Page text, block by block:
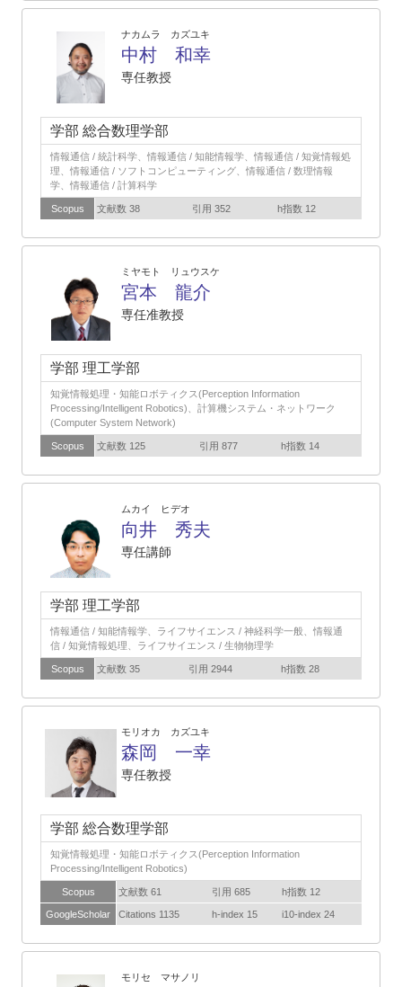
ナカムラ カズユキ
中村 和幸
専任教授
学部 総合数理学部
情報通信 / 統計科学、情報通信 / 知能情報学、情報通信 / 知覚情報処
理、情報通信 / ソフトコンピューティング、情報通信 / 数理情報
学、情報通信 / 計算科学
Scopus 文献数 38 引用 352 h指数 12
ミヤモト リュウスケ
宮本 龍介
専任准教授
学部 理工学部
知覚情報処理・知能ロボティクス(Perception Information
Processing/Intelligent Robotics)、計算機システム・ネットワーク
(Computer System Network)
Scopus 文献数 125 引用 877 h指数 14
ムカイ ヒデオ
向井 秀夫
専任講師
学部 理工学部
情報通信 / 知能情報学、ライフサイエンス / 神経科学一般、情報通
信 / 知覚情報処理、ライフサイエンス / 生物物理学
Scopus 文献数 35 引用 2944 h指数 28
モリオカ カズユキ
森岡 一幸
専任教授
学部 総合数理学部
知覚情報処理・知能ロボティクス(Perception Information
Processing/Intelligent Robotics)
Scopus 文献数 61 引用 685 h指数 12
GoogleScholar Citations 1135 h-index 15 i10-index 24
モリセ マサノリ